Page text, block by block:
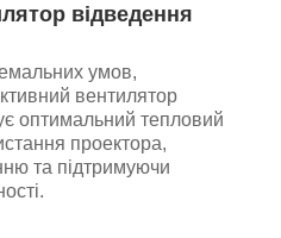
відведення
умов,
вентилятор
оптимальний тепловий
проектора,
та підтримуючи